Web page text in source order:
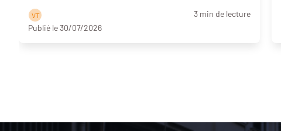
V T
3 min de lecture
Publié le 30/07/2026